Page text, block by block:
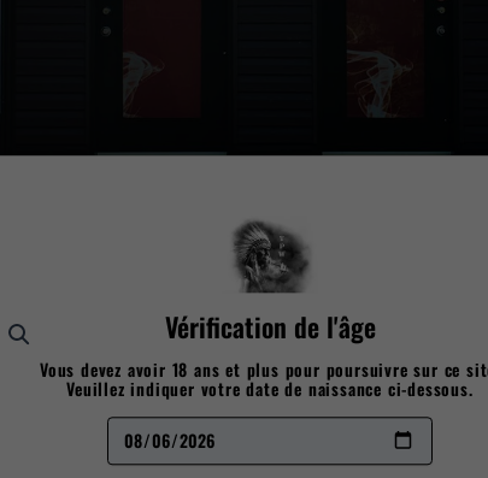
OXBAR
44,00$
Vérification de l'âge
Vous devez avoir 18 ans et plus pour poursuivre sur ce
Veuillez indiquer votre date de naissance ci-dessous.